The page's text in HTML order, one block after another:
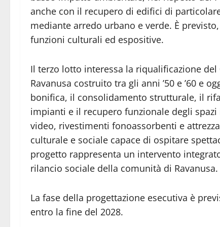
anche con il recupero di edifici di
mediante arredo urbano e verde. È
funzioni culturali ed espositive.
Il terzo lotto interessa la riqualificazione
Ravanusa costruito tra gli anni ’50 e ’60 e
bonifica, il consolidamento strutturale, il
impianti e il recupero funzionale degli
video, rivestimenti fonoassorbenti e
culturale e sociale capace di ospitare
progetto rappresenta un intervento
rilancio sociale della comunità di Ravanusa.
La fase della progettazione esecutiva è
entro la fine del 2028.